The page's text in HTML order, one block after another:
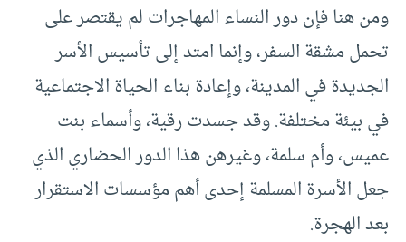
ومن هنا فإن دور النساء المهاجرات لم يقتصر على
تحمل مشقة السفر، وإنما امتد إلى تأسيس الأسر
الجديدة في المدينة، وإعادة بناء الحياة الاجتماعية
في بيئة مختلفة. وقد جسدت رقية، وأسماء بنت
عميس، وأم سلمة، وغيرهن هذا الدور الحضاري الذي
جعل الأسرة المسلمة إحدى أهم مؤسسات الاستقرار
بعد الهجرة.